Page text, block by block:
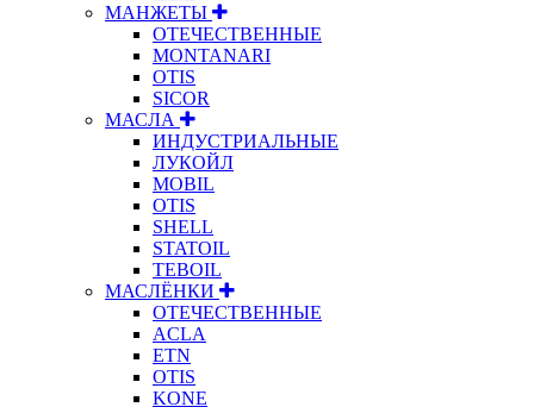
МАНЖЕТЫ
ОТЕЧЕСТВЕННЫЕ
MONTANARI
OTIS
SICOR
МАСЛА
ИНДУСТРИАЛЬНЫЕ
ЛУКОЙЛ
MOBIL
OTIS
SHELL
STATOIL
TEBOIL
МАСЛЁНКИ
ОТЕЧЕСТВЕННЫЕ
ACLA
ETN
OTIS
KONE